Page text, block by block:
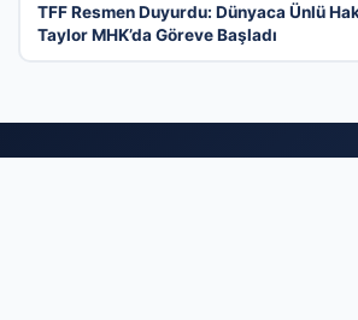
TFF Resmen Duyurdu: Dünyaca Ünlü
Taylor MHK’da Göreve Başladı